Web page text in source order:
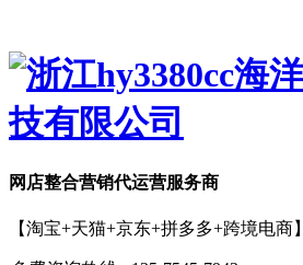
网店整合营销代运营服务商
【淘宝+天猫+京东+拼多多+跨境电商】